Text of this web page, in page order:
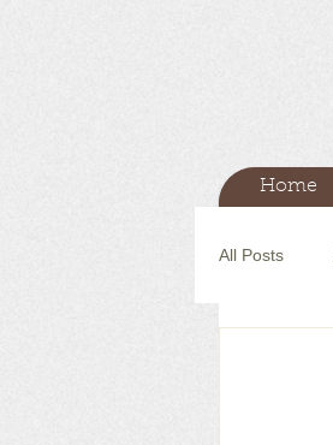
Home
All Posts